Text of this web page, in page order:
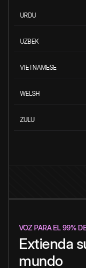
URDU
UZBEK
VIETNAMESE
WELSH
ZULU
VOZ PARA EL 99%
Extienda
mundo